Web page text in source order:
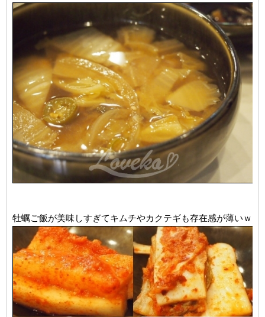
牡蠣ご飯が美味しすぎてキムチやカクテギも存在感が薄いｗ